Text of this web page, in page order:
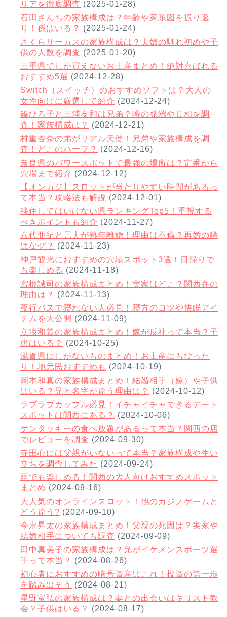
リアを徹底調査 (2025-01-28)
石田さんちの家族構成は？年齢や家系図を振り返
り！孫はいる？
(2025-01-24)
さくらサーカスの家族構成は？夫婦の馴れ初めや子
供の人数を調査 (2025-01-20)
三重県でしか買えないお土産まとめ！絶対喜ばれる
おすすめ5選 (2024-12-28)
Switch（スイッチ）のおすすめソフトは？大人の
女性向けに厳選して紹介 (2024-12-24)
篠ひろ子と三浦友和は兄弟？噂の発端や真相を調
査！家族構成は？
(2024-12-21)
村重杏奈の弟がリアル天使！兄弟や家族構成を調
査！どこのハーフ？
(2024-12-16)
奈良県のパワースポットで最強の場所は？定番から
穴場まで紹介 (2024-12-12)
【オンカジ】スロットが当たりやすい時間があるっ
て本当？攻略法も解説 (2024-12-01)
移住してはいけない県ランキングTop5！重視する
べきポイントも紹介 (2024-11-27)
八代亜紀と元夫が熟年離婚！理由は不倫？再婚の噂
はなぜ？
(2024-11-23)
神戸観光におすすめの穴場スポット3選！日帰りで
も楽しめる (2024-11-18)
宮根誠司の家族構成まとめ！実家はどこ？関西弁の
理由は？
(2024-11-13)
夜行バスで寝れない人必見！寝方のコツや快眠アイ
テムを大公開 (2024-11-09)
立浪和義の家族構成まとめ！嫁が反社って本当？子
供はいる？
(2024-10-25)
滋賀県にしかないものまとめ！お土産にもぴった
り！地元民おすすめも (2024-10-19)
岡本和真の家族構成まとめ！結婚相手（嫁）や子供
はいる？兄と名字が違う理由は？
(2024-10-12)
ラブラブカップル必見！イチャイチャできるデート
スポットは関西にある？
(2024-10-06)
ケンタッキーの食べ放題があるって本当？関西の店
でレビューを調査 (2024-09-30)
寺田心には父親がいないって本当？家族構成や生い
立ちを調査してみた (2024-09-24)
雨でも楽しめる！関西の大人向けおすすめスポット
まとめ (2024-09-16)
大人気のオンラインスロット！他のカジノゲームと
どう違う? (2024-09-10)
今永昇太の家族構成まとめ！父親の死因は？実家や
結婚相手についても調査 (2024-09-09)
田中真美子の家族構成は？兄がイケメンスポーツ選
手って本当？
(2024-08-26)
初心者におすすめの暗号資産はこれ！投資の第一歩
を踏み出そう
(2024-08-21)
星野富弘の家族構成は？妻との出会いはキリスト教
会？子供はいる？
(2024-08-17)